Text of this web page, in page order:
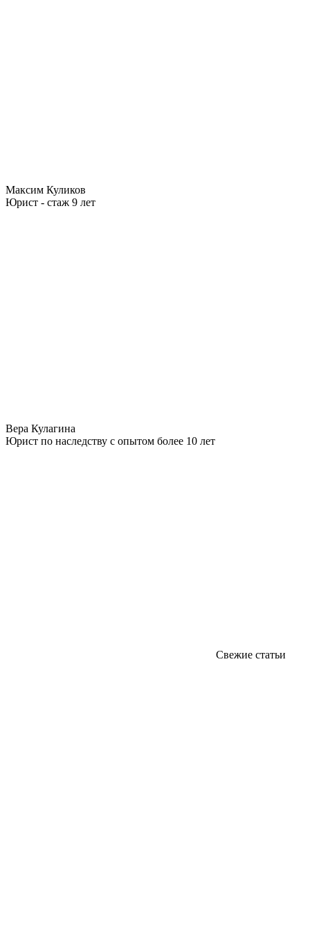
Максим Куликов
Юрист - стаж 9 лет
Вера Кулагина
Юрист по наследству с опытом более 10 лет
Свежие статьи